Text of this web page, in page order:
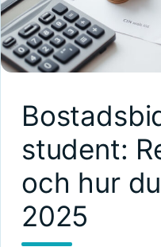
student:
och hur
2025